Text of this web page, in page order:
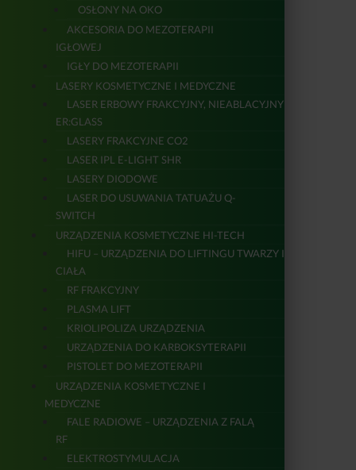
OSŁONY NA OKO
AKCESORIA DO MEZOTERAPII
IGŁOWEJ
IGŁY DO MEZOTERAPII
LASERY KOSMETYCZNE I MEDYCZNE
LASER ERBOWY FRAKCYJNY, NIEABLACYJNY
ER:GLASS
LASERY FRAKCYJNE CO2
LASER IPL E-LIGHT SHR
LASERY DIODOWE
LASER DO USUWANIA TATUAŻU Q-
SWITCH
URZĄDZENIA KOSMETYCZNE HI-TECH
HIFU – URZĄDZENIA DO LIFTINGU TWARZY I
CIAŁA
RF FRAKCYJNY
PLASMA LIFT
KRIOLIPOLIZA URZĄDZENIA
URZĄDZENIA DO KARBOKSYTERAPII
PISTOLET DO MEZOTERAPII
URZĄDZENIA KOSMETYCZNE I
MEDYCZNE
FALE RADIOWE – URZĄDZENIA Z FALĄ
RF
ELEKTROSTYMULACJA